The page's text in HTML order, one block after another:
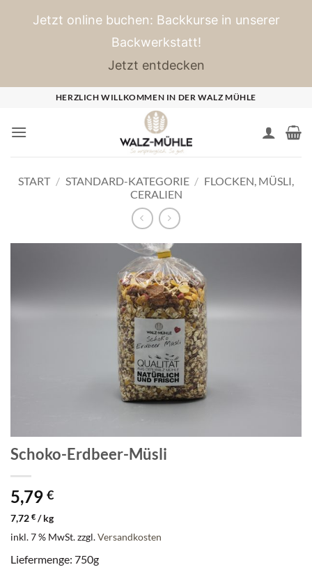
Jetzt online buchen: Backkurse in unserer
Backwerkstatt!
Jetzt entdecken
springen
HERZLICH WILLKOMMEN IN DER WALZ MÜHLE
START / STANDARD-KATEGORIE / FLOCKEN, MÜSLI,
CERALIEN
Schoko-Erdbeer-Müsli
5,79 €
7,72 € /kg
inkl. 7 % MwSt.zzgl.Versandkosten
Liefermenge: 750g